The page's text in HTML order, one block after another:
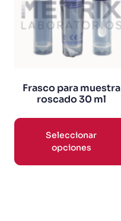
Frasco para muestra
roscado 30 ml
Seleccionar
opciones